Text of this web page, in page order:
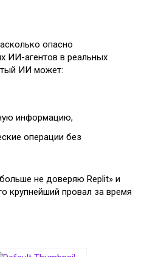
опасно
ИИ-агентов в реальных
ИИ может:
информацию,
операции без
не доверяю Replit» и
крупнейший провал за время